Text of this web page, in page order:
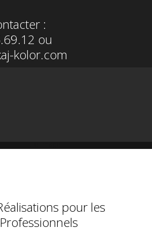
:
ou
kolor.com
pour les
Professionnels